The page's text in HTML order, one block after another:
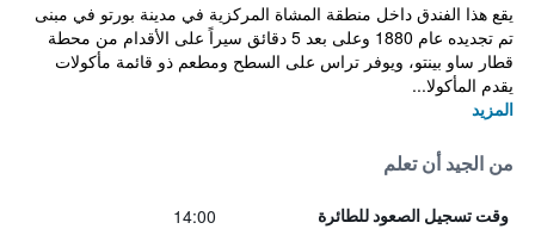
يقع هذا الفندق داخل منطقة المشاة المركزية في مدينة بورتو في مبنى
تم تجديده عام 1880 وعلى بعد 5 دقائق سيراً على الأقدام من محطة
قطار ساو بينتو، ويوفر تراس على السطح ومطعم ذو قائمة مأكولات
يقدم المأكولا...
المزيد
من الجيد أن تعلم
وقت تسجيل الصعود للطائرة 14:00